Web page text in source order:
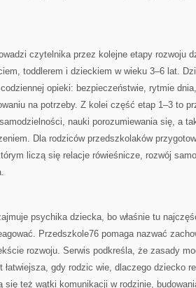
czytelnika przez kolejne etapy rozwoju
toddlerem i dzieckiem w wieku 3–6 lat.
opieki: bezpieczeństwie, rytmie
na potrzeby. Z kolei część etap 1–3 to
nauki porozumiewania się, a
Dla rodziców przedszkolaków
liczą się relacje rówieśnicze, rozwój
psychika dziecka, bo właśnie tu
Przedszkole76 pomaga nazwać
rozwoju. Serwis podkreśla, że zasady
łatwiejsza, gdy rodzic wie, dlaczego dziecko
się też wątki komunikacji w rodzinie,